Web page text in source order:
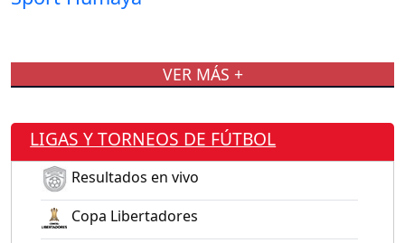
VER MÁS +
LIGAS Y TORNEOS DE FÚTBOL
Resultados en vivo
Copa Libertadores